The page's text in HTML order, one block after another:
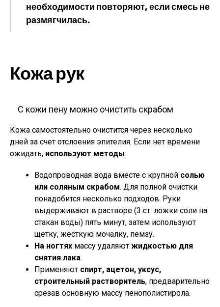
необходимости повторяют, если смесь не
размягчилась.
Кожа рук
С кожи пену можно очистить скрабом
Кожа самостоятельно очистится через несколько
дней за счет отслоения эпителия. Если нет времени
ожидать, используют методы:
Водопроводная вода вместе с крупной солью
или соляным скрабом. Для полной очистки
понадобится несколько подходов. Руки
выдерживают в растворе (3 ст. ложки соли на
стакан воды) пять минут, затем используют
щетку, жесткую мочалку, пемзу.
На ногтях массу удаляют жидкостью для
снятия лака.
Применяют спирт, ацетон, уксус,
строительный растворитель, предварительно
срезав основную массу пенополистирола.